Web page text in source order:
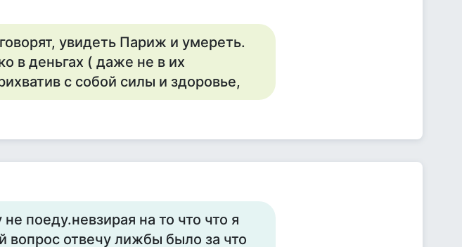
увидеть Париж и умереть.
в деньгах ( даже не в их
с собой силы и здоровье,
поеду.невзирая на то что что я
вопрос отвечу лижбы было за что